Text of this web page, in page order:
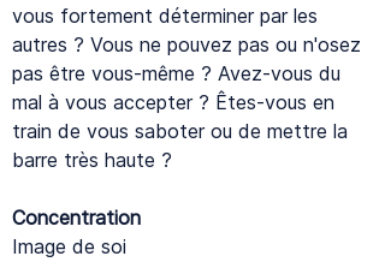
vous fortement déterminer par les
autres ? Vous ne pouvez pas ou n'osez
pas être vous-même ? Avez-vous du
mal à vous accepter ? Êtes-vous en
train de vous saboter ou de mettre la
barre très haute ?
Concentration
Image de soi